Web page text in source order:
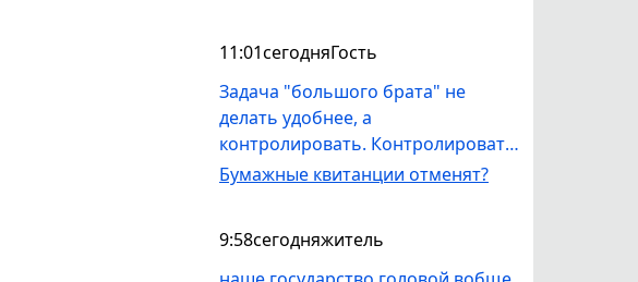
навигация. Уж лучше в
Ярославскую или Нижегородскую
область, в крайнем случае - в
Кострому - там всё работает.
11:01сегодняГость
Задача "большого брата" не
делать удобнее, а
контролировать. Контролировать
финансы, объекты недвижимости,
Бумажные квитанции отменят?
9:58сегодняжитель